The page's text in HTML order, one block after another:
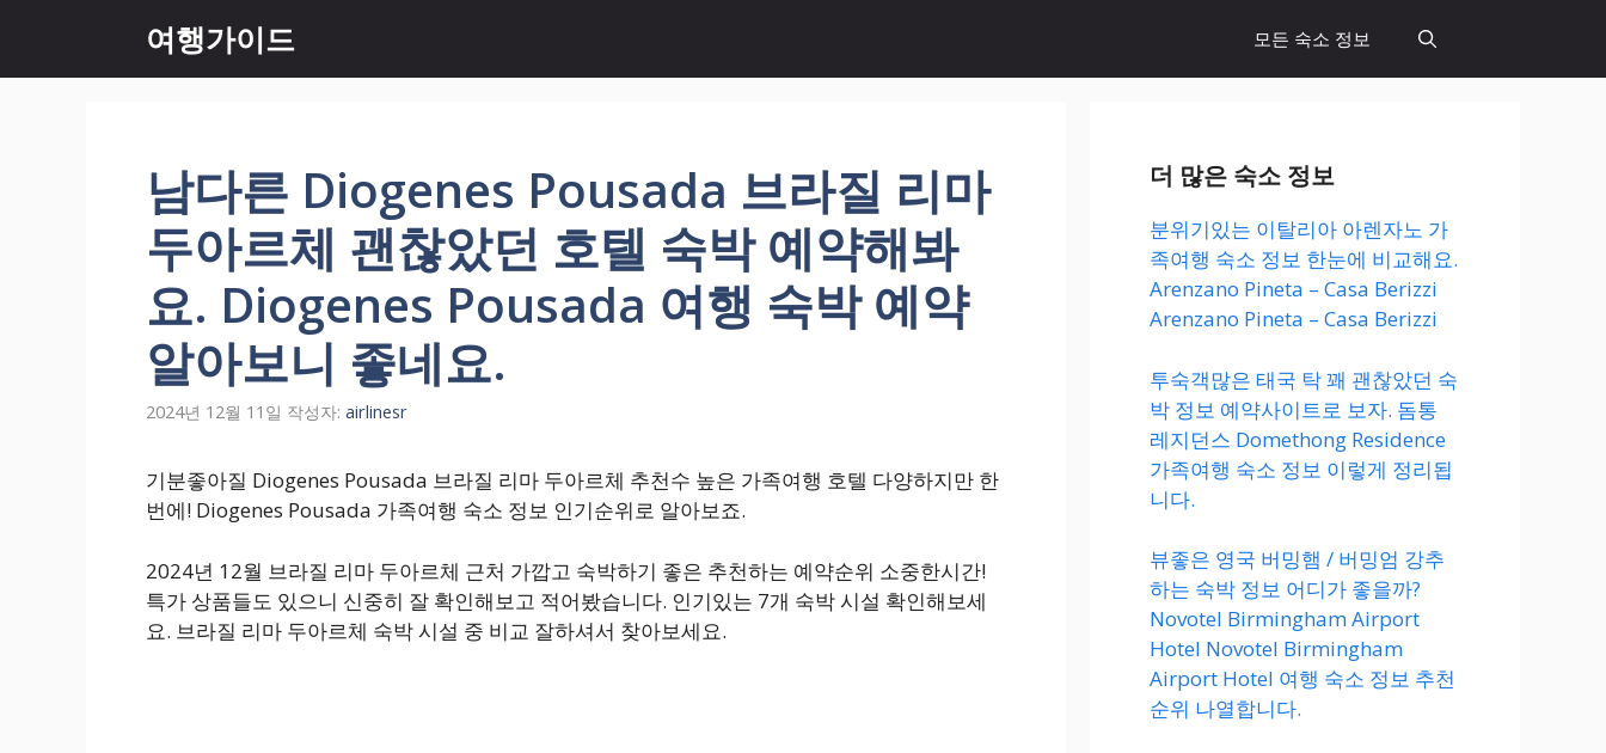
츠
여행가이드 모든 숙소 정보
남다른 Diogenes Pousada 브라질 리마
두아르체 괜찮았던 호텔 숙박 예약해봐
요. Diogenes Pousada 여행 숙박 예약
알아보니 좋네요.
2024년 12월 11일 작성자: airlinesr
기분좋아질 Diogenes Pousada 브라질 리마 두아르체 추천수 높은 가족여행 호텔 다양하지만 한
번에! Diogenes Pousada 가족여행 숙소 정보 인기순위로 알아보죠.
2024년 12월 브라질 리마 두아르체 근처 가깝고 숙박하기 좋은 추천하는 예약순위 소중한시간!
특가 상품들도 있으니 신중히 잘 확인해보고 적어봤습니다. 인기있는 7개 숙박 시설 확인해보세
요. 브라질 리마 두아르체 숙박 시설 중 비교 잘하셔서 찾아보세요.
더 많은 숙소 정보
분위기있는 이탈리아 아렌자노 가
족여행 숙소 정보 한눈에 비교해요.
Arenzano Pineta – Casa Berizzi
Arenzano Pineta – Casa Berizzi
투숙객많은 태국 탁 꽤 괜찮았던 숙
박 정보 예약사이트로 보자. 돔통
레지던스 Domethong Residence
가족여행 숙소 정보 이렇게 정리됩
니다.
뷰좋은 영국 버밍햄 / 버밍엄 강추
하는 숙박 정보 어디가 좋을까?
Novotel Birmingham Airport
Hotel Novotel Birmingham
Airport Hotel 여행 숙소 정보 추천
순위 나열합니다.